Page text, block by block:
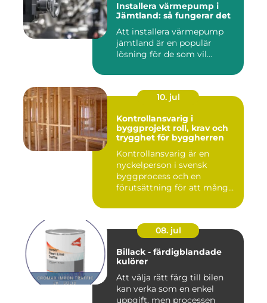
Installera värmepump i
Jämtland: så fungerar det
Att installera värmepump
jämtland är en populär
lösning för de som vil...
10. jul
Kontrollansvarig i
byggprojekt roll, krav och
trygghet för byggherren
Kontrollansvarig är en
nyckelperson i svensk
byggprocess och en
förutsättning för att många
08. jul
Billack - färdigblandade
kulörer
Att välja rätt färg till bilen
kan verka som en enkel
uppgift, men processen